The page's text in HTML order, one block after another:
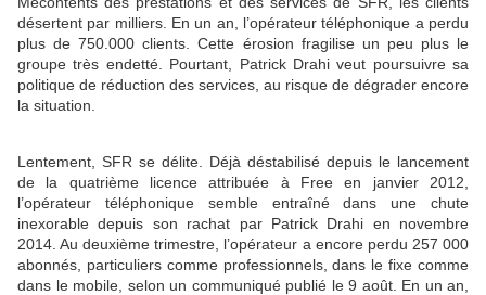
désertent par milliers. En un an, l’opérateur téléphonique a perdu
plus de 750.000 clients. Cette érosion fragilise un peu plus le
groupe très endetté. Pourtant, Patrick Drahi veut poursuivre sa
politique de réduction des services, au risque de dégrader encore
la situation.
Lentement, SFR se délite. Déjà déstabilisé depuis le lancement
de la quatrième licence attribuée à Free en janvier 2012,
l’opérateur téléphonique semble entraîné dans une chute
inexorable depuis son rachat par Patrick Drahi en novembre
2014. Au deuxième trimestre, l’opérateur a encore perdu 257 000
abonnés, particuliers comme professionnels, dans le fixe comme
dans le mobile, selon un communiqué publié le 9 août. En un an,